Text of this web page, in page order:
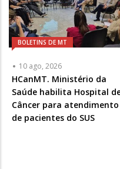
BOLETINS DE MT
10 ago, 2026
HCanMT. Ministério da
Saúde habilita Hospital
Câncer para atendimento
de pacientes do SUS